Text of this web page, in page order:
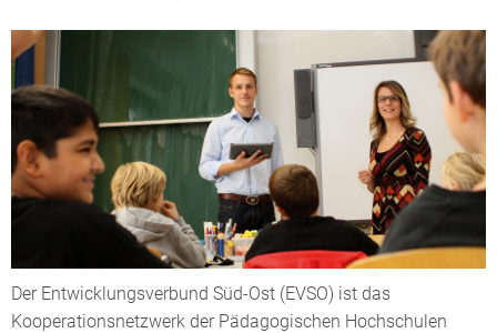
Der Entwicklungsverbund Süd-Ost (EVSO) ist das
Kooperationsnetzwerk der Pädagogischen Hochschulen